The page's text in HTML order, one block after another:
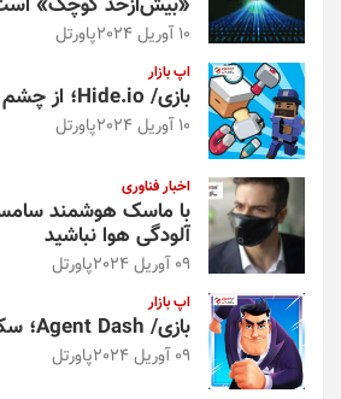
10 آوریل 2024 پاورتل
اپ بازار
بازی/ Hide.io؛ از چشم بقیه پنهان شوید
10 آوریل 2024 پاورتل
اخبار فناوری
با ماسک هوشمند
آلودگی هوا نباشید
09 آوریل 2024 پاورتل
اپ بازار
بازی/ Agent Dash؛ سکه‌ها را جمع کنید
09 آوریل 2024 پاورتل